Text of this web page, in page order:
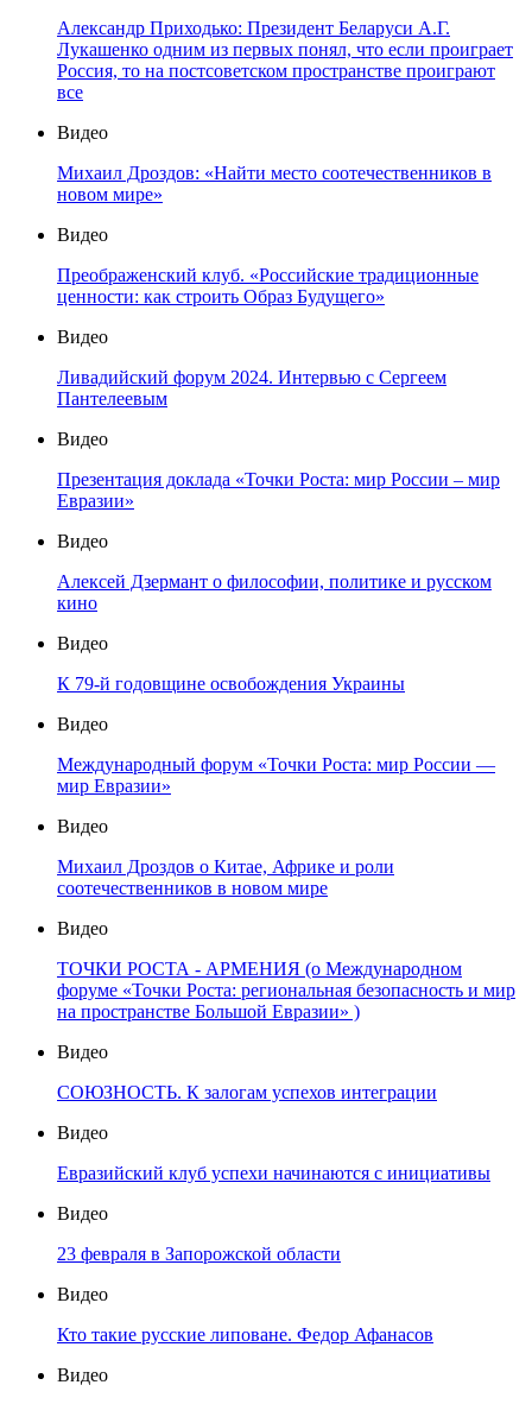
Александр Приходько: Президент Беларуси А.Г.
Лукашенко одним из первых понял, что если проиграет
Россия, то на постсоветском пространстве проиграют
все
Видео
Михаил Дроздов: «Найти место соотечественников в
новом мире»
Видео
Преображенский клуб. «Российские традиционные
ценности: как строить Образ Будущего»
Видео
Ливадийский форум 2024. Интервью с Сергеем
Пантелеевым
Видео
Презентация доклада «Точки Роста: мир России – мир
Евразии»
Видео
Алексей Дзермант о философии, политике и русском
кино
Видео
К 79-й годовщине освобождения Украины
Видео
Международный форум «Точки Роста: мир России —
мир Евразии»
Видео
Михаил Дроздов о Китае, Африке и роли
соотечественников в новом мире
Видео
ТОЧКИ РОСТА - АРМЕНИЯ (о Международном
форуме «Точки Роста: региональная безопасность и мир
на пространстве Большой Евразии» )
Видео
СОЮЗНОСТЬ. К залогам успехов интеграции
Видео
Евразийский клуб успехи начинаются с инициативы
Видео
23 февраля в Запорожской области
Видео
Кто такие русские липоване. Федор Афанасов
Видео